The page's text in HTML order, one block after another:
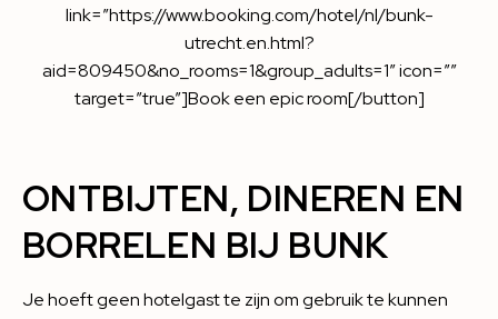
link=”https://www.booking.com/hotel/nl/bunk-
utrecht.en.html?
aid=809450&no_rooms=1&group_adults=1″ icon=””
target=”true”]Book een epic room[/button]
ONTBIJTEN, DINEREN EN
BORRELEN BIJ BUNK
Je hoeft geen hotelgast te zijn om gebruik te kunnen